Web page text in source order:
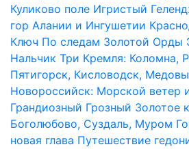
Куликово поле Игристый
гор Алании и Ингушетии
Ключ По следам Золотой Орды
Нальчик Три Кремля: Коломна,
Пятигорск, Кисловодск,
Новороссийск: Морской ветер
Грандиозный Грозный Золотое
Боголюбово, Суздаль, Муром
новая глава Путешествие